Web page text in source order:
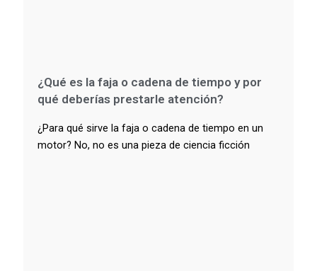
¿Qué es la faja o cadena de tiempo y por
qué deberías prestarle atención?
¿Para qué sirve la faja o cadena de tiempo en un
motor? No, no es una pieza de ciencia ficción